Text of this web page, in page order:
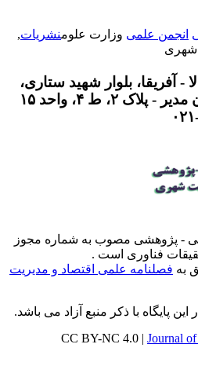
انجمن علمیوزارت علومنشریات,
آفریقا، بلوار شهید ستاری،
ط ۴، واحد ۱۵
- پژوهشی مصوب به شماره مجوز
بهفصلنامه علمی اقتصاد و مدیریت
پایگاه با ذکر منبع آزاد می باشد.
Journal